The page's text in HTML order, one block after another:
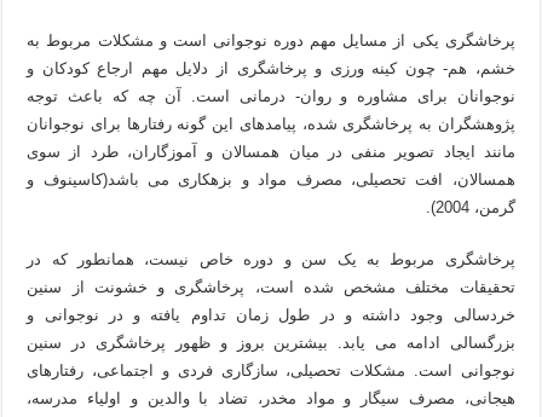
پرخاشگری یکی از مسایل مهم دوره نوجوانی است و مشکلات مربوط به
خشم، هم- چون کینه ورزی و پرخاشگری از دلایل مهم ارجاع کودکان و
نوجوانان برای مشاوره و روان- درمانی است. آن چه که باعث توجه
پژوهشگران به پرخاشگری شده، پیامدهای این گونه رفتارها برای نوجوانان
مانند ایجاد تصویر منفی در میان همسالان و آموزگاران، طرد از سوی
همسالان، افت تحصیلی، مصرف مواد و بزهکاری می باشد(کاسینوف و
گرمن، 2004).
پرخاشگری مربوط به یک سن و دوره خاص نیست، همانطور که در
تحقیقات مختلف مشخص شده است، پرخاشگری و خشونت از سنین
خردسالی وجود داشته و در طول زمان تداوم یافته و در نوجوانی و
بزرگسالی ادامه می یابد. بیشترین بروز و ظهور پرخاشگری در سنین
نوجوانی است. مشکلات تحصیلی، سازگاری فردی و اجتماعی، رفتارهای
هیجانی، مصرف سیگار و مواد مخدر، تضاد با والدین و اولیاء مدرسه،